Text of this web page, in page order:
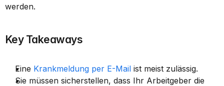
werden.
Key Takeaways
Eine Krankmeldung per E-Mail ist meist zulässig.
Sie müssen sicherstellen, dass Ihr Arbeitgeber die